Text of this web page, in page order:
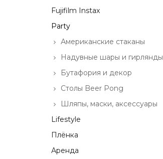
Fujifilm Instax
Party
Американские стаканы
Надувные шары и гирлянды
Бутафория и декор
Столы Beer Pong
Шляпы, маски, аксессуары
Lifestyle
Плёнка
Аренда